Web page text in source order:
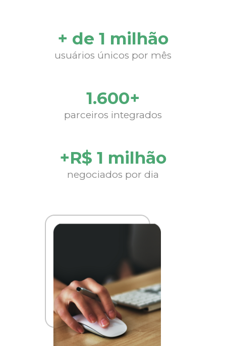
+ de 1 milhão
usuários únicos por mês
1.600+
parceiros integrados
+R$ 1 milhão
negociados por dia